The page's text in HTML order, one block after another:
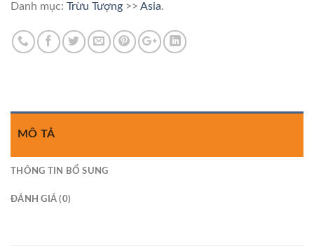
Danh mục: Trừu Tượng >> Asia.
MÔ TẢ
THÔNG TIN BỔ SUNG
ĐÁNH GIÁ (0)